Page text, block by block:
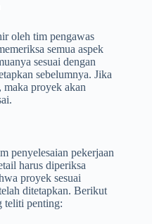
oleh tim pengawas
semua aspek
sesuai dengan
sebelumnya. Jika
maka proyek akan
penyelesaian pekerjaan
harus diperiksa
proyek sesuai
ditetapkan. Berikut
teliti penting: